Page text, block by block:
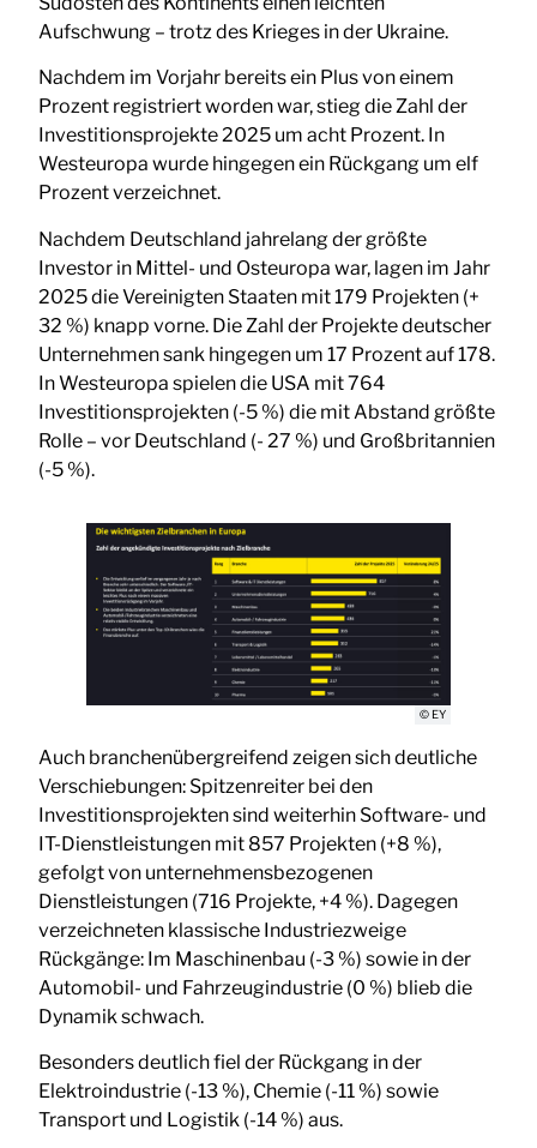
Aufschwung – trotz des Krieges in der Ukraine.
Nachdem im Vorjahr bereits ein Plus von einem
Prozent registriert worden war, stieg die Zahl der
Investitionsprojekte 2025 um acht Prozent. In
Westeuropa wurde hingegen ein Rückgang um elf
Prozent verzeichnet.
Nachdem Deutschland jahrelang der größte
Investor in Mittel- und Osteuropa war, lagen im Jahr
2025 die Vereinigten Staaten mit 179 Projekten (+
32 %) knapp vorne. Die Zahl der Projekte deutscher
Unternehmen sank hingegen um 17 Prozent auf 178.
In Westeuropa spielen die USA mit 764
Investitionsprojekten (-5 %) die mit Abstand größte
Rolle – vor Deutschland (- 27 %) und Großbritannien
(-5 %).
© EY
Auch branchenübergreifend zeigen sich deutliche
Verschiebungen: Spitzenreiter bei den
Investitionsprojekten sind weiterhin Software- und
IT-Dienstleistungen mit 857 Projekten (+8 %),
gefolgt von unternehmensbezogenen
Dienstleistungen (716 Projekte, +4 %). Dagegen
verzeichneten klassische Industriezweige
Rückgänge: Im Maschinenbau (-3 %) sowie in der
Automobil- und Fahrzeugindustrie (0 %) blieb die
Dynamik schwach.
Besonders deutlich fiel der Rückgang in der
Elektroindustrie (-13 %), Chemie (-11 %) sowie
Transport und Logistik (-14 %) aus.